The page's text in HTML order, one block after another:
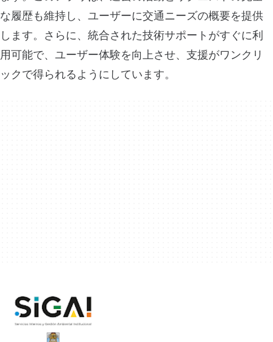
な履歴も維持し、ユーザーに交通ニーズの概要を提供
します。さらに、統合された技術サポートがすぐに利
用可能で、ユーザー体験を向上させ、支援がワンクリ
ックで得られるようにしています。